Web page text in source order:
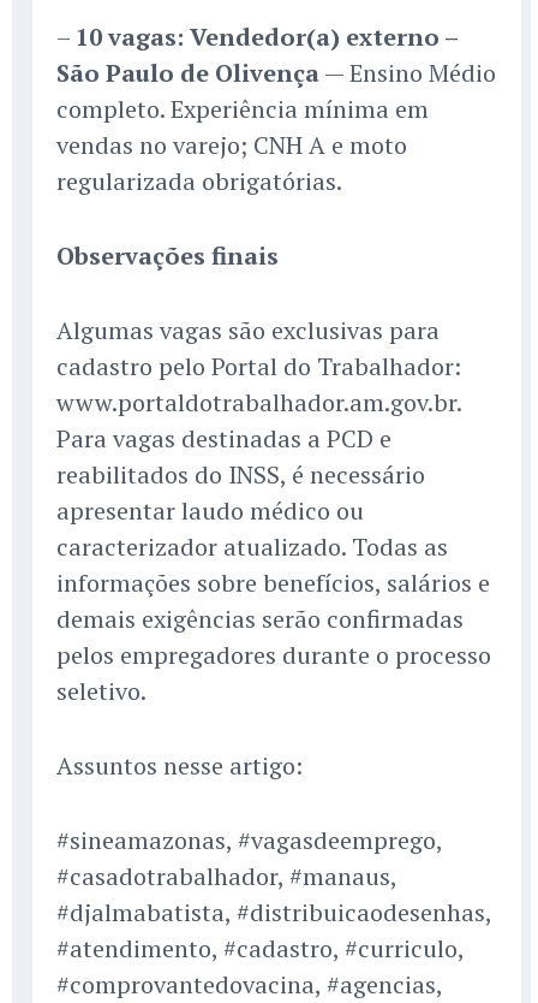
– 10 vagas: Vendedor(a) externo –
São Paulo de Olivença— Ensino Médio
completo. Experiência mínima em
vendas no varejo; CNH A e moto
regularizada obrigatórias.
Observações finais
Algumas vagas são exclusivas para
cadastro pelo Portal do Trabalhador:
www.portaldotrabalhador.am.gov.br.
Para vagas destinadas a PCD e
reabilitados do INSS, é necessário
apresentar laudo médico ou
caracterizador atualizado. Todas as
informações sobre benefícios, salários e
demais exigências serão confirmadas
pelos empregadores durante o processo
seletivo.
Assuntos nesse artigo:
#sineamazonas, #vagasdeemprego,
#casadotrabalhador, #manaus,
#djalmabatista, #distribuicaodesenhas,
#atendimento, #cadastro, #curriculo,
#comprovantedovacina, #agencias,